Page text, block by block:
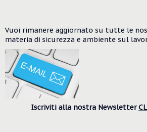
Vuoi rimanere aggiornato su tutte le
materia di sicurezza e ambiente sul
Iscriviti alla nostra Newsletter